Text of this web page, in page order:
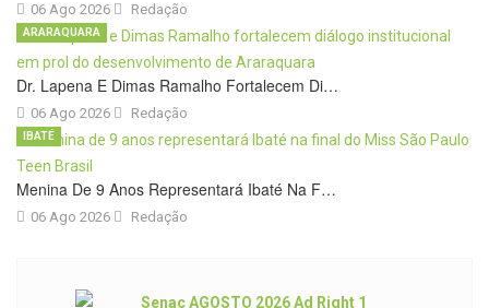
06 Ago 2026 Redação
Dr. Lapena E Dimas Ramalho Fortalecem Di…
06 Ago 2026
ARARAQUARA
Redação
Menina De 9 Anos Representará Ibaté Na F…
06 Ago 2026
IBATÉ
Redação